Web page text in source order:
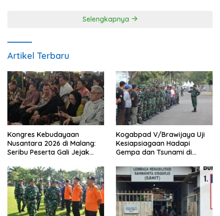
Selengkapnya
Artikel Terbaru
Kongres Kebudayaan
Nusantara 2026 di Malang:
Seribu Peserta Gali Jejak
Budaya Indonesia
Kogabpad V/Brawijaya Uji
Kesiapsiagaan Hadapi
Gempa dan Tsunami di